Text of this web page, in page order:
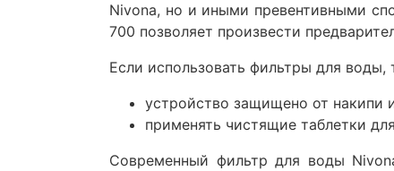
Nivona, но и иными превентивными
700 позволяет произвести
Если использовать фильтры для воды,
устройство защищено от накипи
применять чистящие таблетки
Современный фильтр для воды